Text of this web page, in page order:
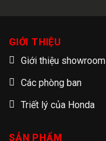
GIỚI THIỆU
Giới thiệu showroom
Các phòng ban
Triết lý của Honda
SẢN PHẨM